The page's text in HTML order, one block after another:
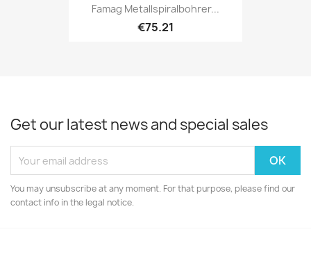
Famag Metallspiralbohrer...
€75.21
Get our latest news and special sales
You may unsubscribe at any moment. For that purpose, please find our
contact info in the legal notice.